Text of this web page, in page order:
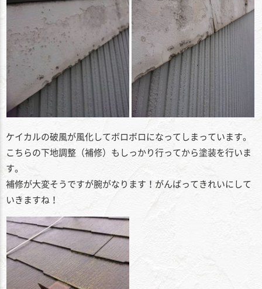
ケイカルの破風が風化してボロボロになってしまっています。
こちらの下地調整（補修）もしっかり行ってから塗装を行いま
す。
補修が大変そうですが腕がなります！がんばってきれいにして
いきますね！